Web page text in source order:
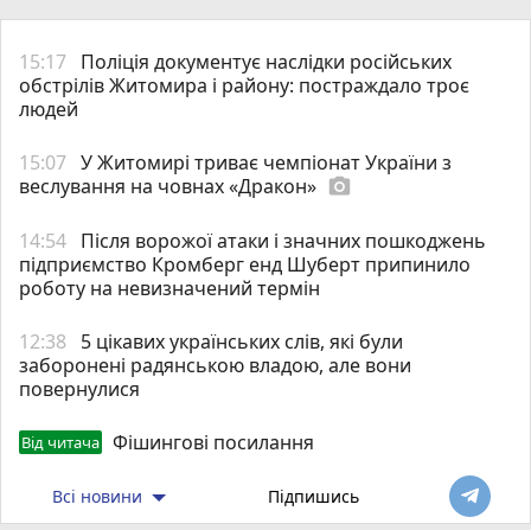
15:17 Поліція документує наслідки російських
обстрілів Житомира і району: постраждало троє
людей
15:07 У Житомирі триває чемпіонат України з
веслування на човнах «Дракон» photo_camera
14:54 Після ворожої атаки і значних пошкоджень
підприємство Кромберг енд Шуберт припинило
роботу на невизначений термін
12:38
5 цікавих українських слів, які були
заборонені радянською владою, але вони
повернулися
Від читача Фішингові посилання
Всі новини Підпишись